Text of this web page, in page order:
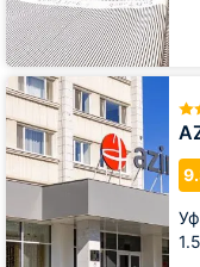
AZIMUT
Сити
Отель
Уфа